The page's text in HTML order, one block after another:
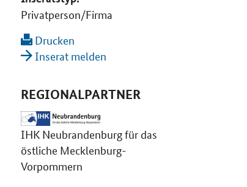
Privatperson/Firma
Drucken
Inserat melden
REGIONALPARTNER
IHK Neubrandenburg für das
östliche Mecklenburg-
Vorpommern